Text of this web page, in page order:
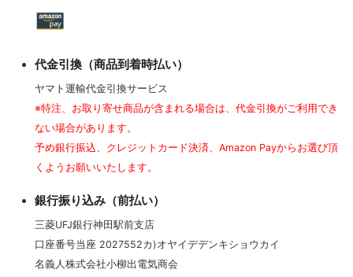
代金引換（商品到着時払い）
ヤマト運輸代金引換サービス
※特注、お取り寄せ商品が含まれる場合は、代金引換がご利用でき
ない場合があります。
予め銀行振込、クレジットカード決済、Amazon Payからお選び頂
くようお願いいたします。
銀行振り込み（前払い）
三菱UFJ銀行神田駅前支店
口座番号当座 2027552カ)オヤイデデンキショウカイ
名義人株式会社小柳出電気商会